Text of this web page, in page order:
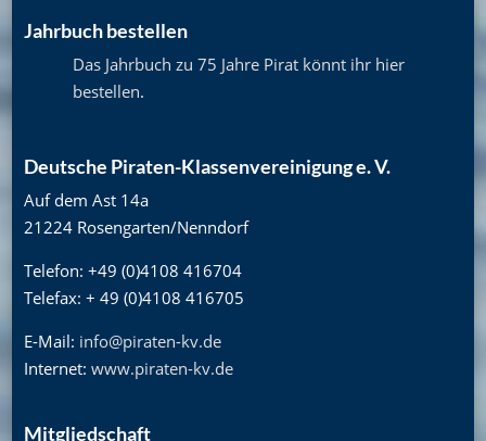
Jahrbuch bestellen
Das Jahrbuch zu 75 Jahre Pirat könnt ihr hier
bestellen.
Deutsche Piraten-Klassenvereinigung e. V.
Auf dem Ast 14a
21224 Rosengarten/Nenndorf
Telefon: +49 (0)4108 416704
Telefax: + 49 (0)4108 416705
E-Mail: info@piraten-kv.de
Internet: www.piraten-kv.de
Mitgliedschaft